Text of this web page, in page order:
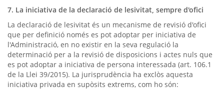
7. La iniciativa de la declaració de lesivitat, sempre d'ofici
La declaració de lesivitat és un mecanisme de revisió d'ofici
que per definició només es pot adoptar per iniciativa de
l'Administració, en no existir en la seva regulació la
determinació per a la revisió de disposicions i actes nuls que
es pot adoptar a iniciativa de persona interessada (art. 106.1
de la Llei 39/2015). La jurisprudència ha exclòs aquesta
iniciativa privada en supòsits extrems, com ho són: